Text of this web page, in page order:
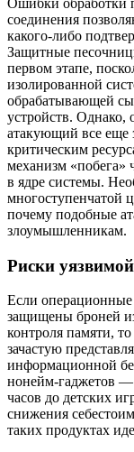
Ошибки обработки
соединения
какого-либо
Защитные
первом этапе,
изолированной
обрабатывающей
устройств. Однако,
атакующий все еще
критическим
механизм «побега»
в ядре системы.
многоступенчатой
почему подобные
злоумышленникам.
Риски
Если
защищены броней
контроля памяти,
зачастую
информационной
нонейм-гаджетов —
часов до детских
снижения
таких продуктах